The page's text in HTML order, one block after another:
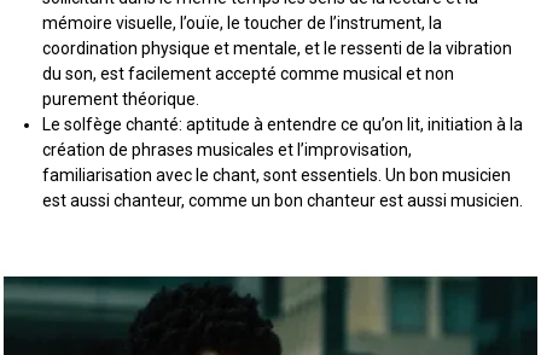
mémoire visuelle, l’ouïe, le toucher de l’instrument, la
coordination physique et mentale, et le ressenti de la vibration
du son, est facilement accepté comme musical et non
purement théorique.
Le solfège chanté: aptitude à entendre ce qu’on lit, initiation à la
création de phrases musicales et l’improvisation,
familiarisation avec le chant, sont essentiels. Un bon musicien
est aussi chanteur, comme un bon chanteur est aussi musicien.